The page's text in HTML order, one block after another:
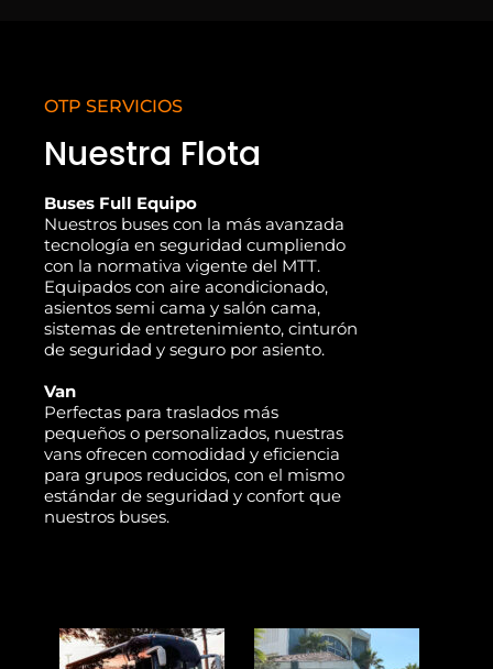
OTP SERVICIOS
Nuestra Flota
Buses Full Equipo
Nuestros buses con la más avanzada
tecnología en seguridad cumpliendo
con la normativa vigente del MTT.
Equipados con aire acondicionado,
asientos semi cama y salón cama,
sistemas de entretenimiento, cinturón
de seguridad y seguro por asiento.
Van
Perfectas para traslados más
pequeños o personalizados, nuestras
vans ofrecen comodidad y eficiencia
para grupos reducidos, con el mismo
estándar de seguridad y confort que
nuestros buses.